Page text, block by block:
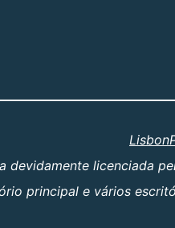
devidamente licenciada
principal e vários